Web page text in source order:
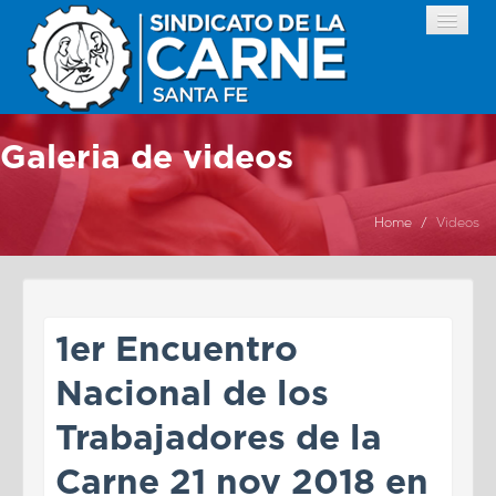
INICIO
INSTITUCIONAL
FRIGORIFICOS
VIDEOS
IMAGENES
ENLACES
IPROCARNE
Galeria de videos
Home / Videos
1er Encuentro
Nacional de los
Trabajadores de la
Carne 21 nov 2018 en